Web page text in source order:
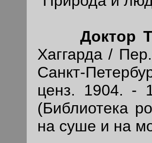
Доктор
Хаггарда /
Санкт-
ценз. 1904. -
(Библиотека
на суше и на